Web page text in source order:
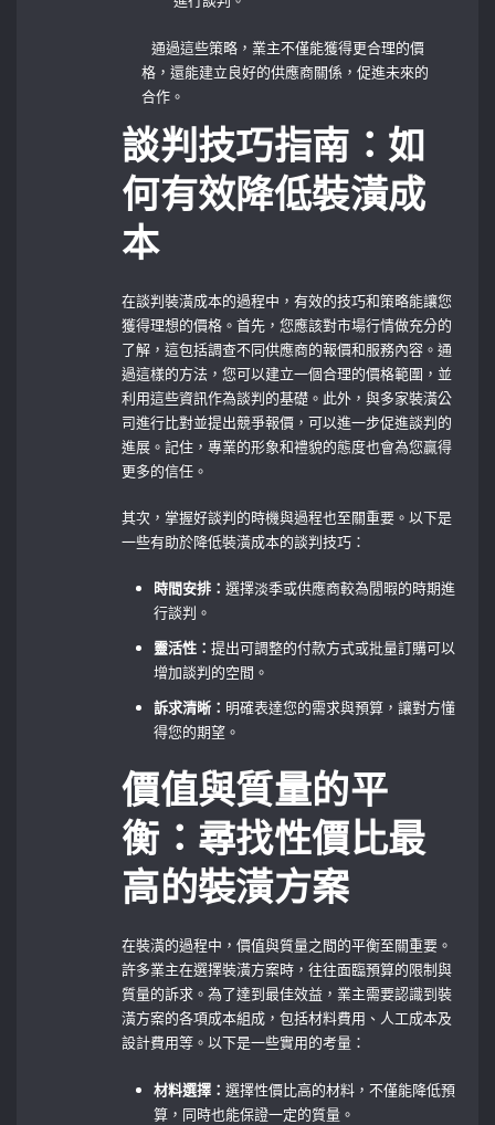
‍ ​ ​ 通過這些策略，業主不僅能獲得更合理的價
格，還能建立良好的供應商關係，促進未來的
合作。
談判技巧指南：如
何有效降低裝潢成
本
在談判裝潢成本的過程中，有效的技巧和策略能讓您
獲得理想的價格。首先，您應該對市場行情做充分的
了解，這包括調查不同供應商的報價和服務內容。通
過這樣的方法，您可以建立一個合理的價格範圍，並
利用這些資訊作為談判的基礎。此外，與多家裝潢公
司進行比對並提出競爭報價，可以進一步促進談判的
進展。記住，專業的形象和禮貌的態度也會為您贏得
更多的信任。
其次，掌握好談判的時機與過程也至關重要。以下是
一些有助於降低裝潢成本的談判技巧：
時間安排：選擇淡季或供應商較為閒暇的時期進
行談判。
靈活性：提出可調整的付款方式或批量訂購可以
增加談判的空間。
訴求清晰： 明確表達您的需求與預算，讓對方懂
得您的期望。
價值與質量的平
衡：尋找性價比最
高的裝潢方案
在裝潢的過程中，價值與質量之間的平衡至關重要。
許多業主在選擇裝潢方案時，往往面臨預算的限制與
質量的訴求。為了達到最佳效益，業主需要認識到裝
潢方案的各項成本組成，包括材料費用、人工成本及
設計費用等。以下是一些實用的考量：
材料選擇：選擇性價比高的材料，不僅能降低預
算，同時也能保證一定的質量。